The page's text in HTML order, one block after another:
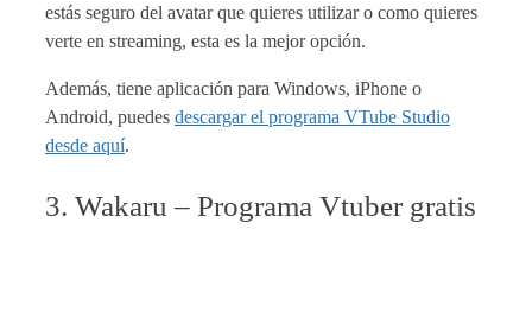
estás seguro del avatar que quieres utilizar o como quieres
verte en streaming, esta es la mejor opción.
Además, tiene aplicación para Windows, iPhone o
Android, puedes descargar el programa VTube Studio
desde aquí.
3. Wakaru – Programa Vtuber gratis